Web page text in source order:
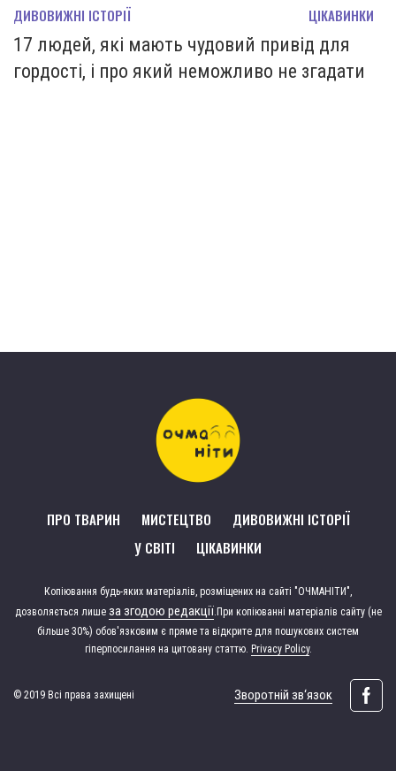
ДИВОВИЖНІ ІСТОРІЇ ЦІКАВИНКИ
17 людей, які мають чудовий привід для
гордості, і про який неможливо не згадати
ПРО ТВАРИН МИСТЕЦТВО
ДИВОВИЖНІ ІСТОРІЇ
У СВІТІ
ЦІКАВИНКИ
Зворотній зв‘язок
Копіювання будь-яких матеріалів, розміщених на сайті "ОЧМАНІТИ",
дозволяється лише за згодою редакції При копіюванні матеріалів сайту (не
більше 30%) обов'язковим є пряме та відкрите для пошукових систем
гіперпосилання на цитовану статтю. Privacy Policy.
© 2019 Всі права захищені